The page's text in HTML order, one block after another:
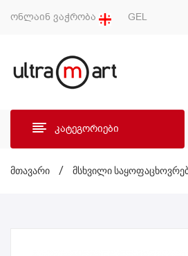
ონლაინ ვაჭრობა GEL
კატეგორიები
მთავარი / მსხვილი